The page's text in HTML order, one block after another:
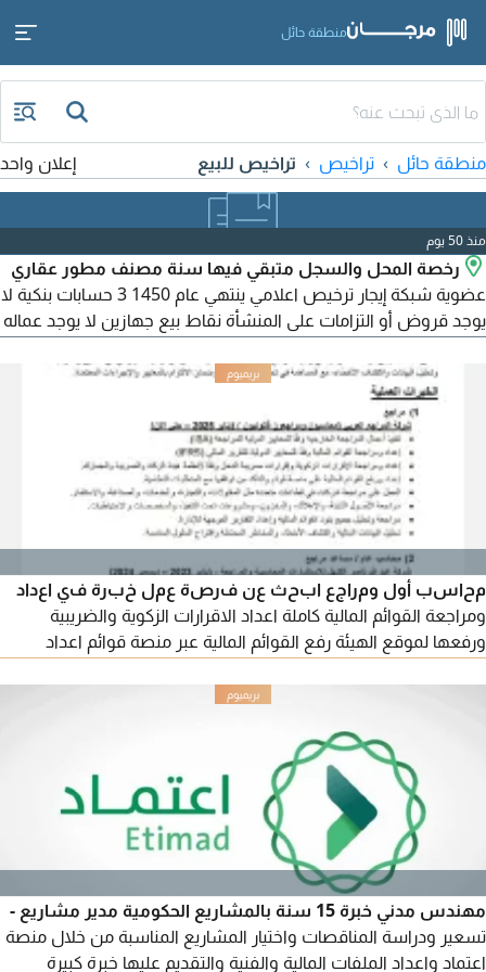
منطقة حائل
منطقة حائل تراخيص تراخيص للبيع إعلان واحد
منذ 50 يوم
رخصة المحل والسجل متبقي فيها سنة مصنف مطور عقاري
عضوية شبكة إيجار ترخيص اعلامي ينتهي عام 1450 3 حسابات بنكية لا
يوجد قروض أو التزامات على المنشأة نقاط بيع جهازين لا يوجد عماله
(الباحة - وسط المدينة - بجوار ادارة الجوازات) بجوار الجوازات
محاسب أول ومراجع ابحث عن فرصة عمل خبرة في اعداد
ومراجعة القوائم المالية كاملة اعداد الاقرارات الزكوية والضريبية
ورفعها لموقع الهيئة رفع القوائم المالية عبر منصة قوائم اعداد
اعداد التقارير المالية تقييم الرقابة الداخلية تنفيذ جميع عمليات
للعمل فورا ومتاح نقل كفالة
مهندس مدني خبرة 15 سنة بالمشاريع الحكومية مدير مشاريع -
تسعير ودراسة المناقصات واختيار المشاريع المناسبة من خلال منصة
اعتماد واعداد الملفات المالية والفنية والتقديم عليها خبرة كبيرة